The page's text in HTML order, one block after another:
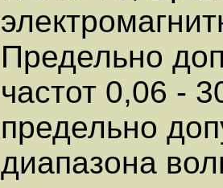
Предельно
частот 0,06 -
предельно
диапазона